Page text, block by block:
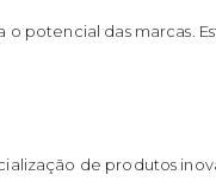
potencial das marcas.
de produtos